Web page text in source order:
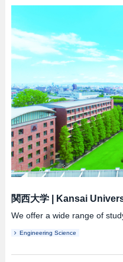
関西大学| Kansai
We offer a wide range of
Engineering Science